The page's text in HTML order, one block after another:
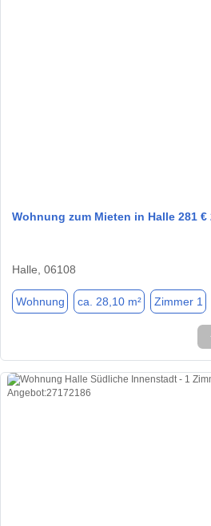
Wohnung zum Mieten in Halle 281 €
Halle, 06108
Wohnung ca. 28,10 m² Zimmer 1